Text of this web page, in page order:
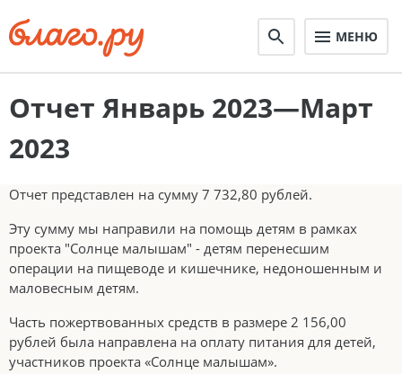
МЕНЮ
Отчет Январь 2023—Март
2023
Отчет представлен на сумму 7 732,80 рублей.
Эту сумму мы направили на помощь детям в рамках
проекта "Солнце малышам" - детям перенесшим
операции на пищеводе и кишечнике, недоношенным и
маловесным детям.
Часть пожертвованных средств в размере 2 156,00
рублей была направлена на оплату питания для детей,
участников проекта «Солнце малышам».